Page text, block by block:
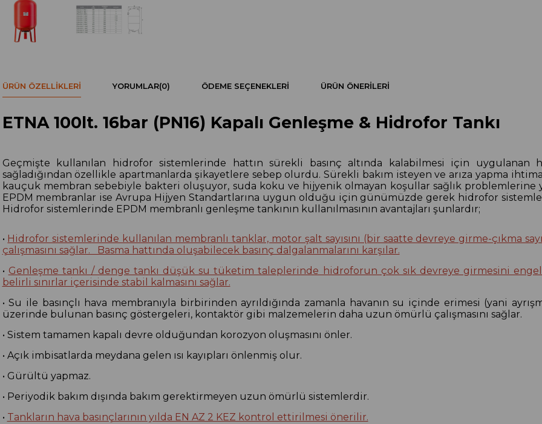
ÜRÜN ÖZELLIKLERI YORUMLAR(0) ÖDEME SEÇENEKLERI ÜRÜN ÖNERILERI
ETNA 100lt. 16bar (PN16) Kapalı Genleşme & Hidrofor Tankı
Geçmişte kullanılan hidrofor sistemlerinde hattın sürekli basınç altında kalabilmesi için
sağladığından özellikle apartmanlarda şikayetlere sebep olurdu. Sürekli bakım isteyen ve arıza yapma
kauçuk membran sebebiyle bakteri oluşuyor, suda koku ve hijyenik olmayan koşullar sağlık problemlerine
EPDM membranlar ise Avrupa Hijyen Standartlarına uygun olduğu için günümüzde gerek hidrofor
Hidrofor sistemlerinde EPDM membranlı genleşme tankının kullanılmasının avantajları şunlardır;
• Hidrofor sistemlerinde kullanılan membranlı tanklar, motor şalt sayısını (bir saatte devreye girme-çıkma
çalışmasını sağlar. Basma hattında oluşabilecek basınç dalgalanmalarını karşılar.
• Genleşme tankı / denge tankı düşük su tüketim taleplerinde hidroforun çok sık devreye girmesini
belirli sınırlar içerisinde stabil kalmasını sağlar.
• Su ile basınçlı hava membranıyla birbirinden ayrıldığında zamanla havanın su içinde erimesi (yani
üzerinde bulunan basınç göstergeleri, kontaktör gibi malzemelerin daha uzun ömürlü çalışmasını sağlar.
• Sistem tamamen kapalı devre olduğundan korozyon oluşmasını önler.
• Açık imbisatlarda meydana gelen ısı kayıpları önlenmiş olur.
• Gürültü yapmaz.
• Periyodik bakım dışında bakım gerektirmeyen uzun ömürlü sistemlerdir.
• Tankların hava basınçlarının yılda EN AZ 2 KEZ kontrol ettirilmesi önerilir.